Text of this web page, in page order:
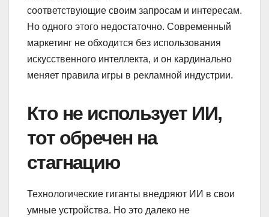
соответствующие своим запросам и интересам.
Но одного этого недостаточно. Современный
маркетинг не обходится без использования
искусственного интеллекта, и он кардинально
меняет правила игры в рекламной индустрии.
Кто не использует ИИ,
тот обречен на
стагнацию
Технологические гиганты внедряют ИИ в свои
умные устройства. Но это далеко не